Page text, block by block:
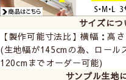
サイズにつ
【製作可能寸法比】横幅：高
(生地幅が145cmの為、ロール
120cmまでオーダー可能)
サンプル生地